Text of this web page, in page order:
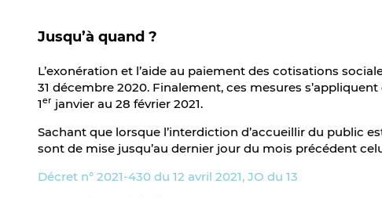
Jusqu’à quand ?
L’exonération et l’aide au paiement des cotisations
31 décembre 2020. Finalement, ces mesures
1er janvier au 28 février 2021.
Sachant que lorsque l’interdiction d’accueillir du public
sont de mise jusqu’au dernier jour du mois précédent
Décret n° 2021-430 du 12 avril 2021, JO du 13